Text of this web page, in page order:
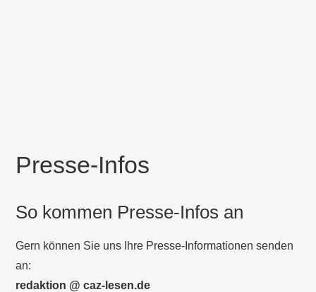
Presse-Infos
So kommen Presse-Infos an
Gern können Sie uns Ihre Presse-Informationen senden
an:
redaktion @ caz-lesen.de